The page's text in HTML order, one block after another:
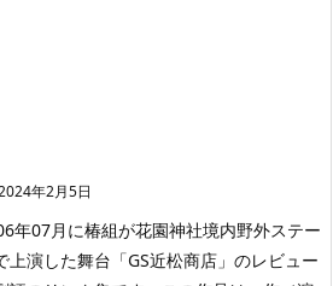
年2月5日
年07月に椿組が花園神社境内野外ステー
上演した舞台「GS近松商店」のレビュー